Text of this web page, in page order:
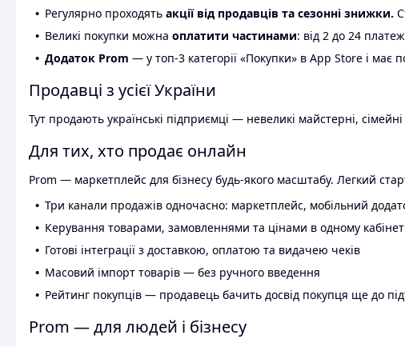
Регулярно проходять акції від продавців та сезонні знижки.
Великі покупки можна оплатити частинами: від 2 до 24
Додаток Prom — у топ-3 категорії «Покупки» в App Store і має
Продавці з усієї України
Тут продають українські підприємці — невеликі майстерні,
Для тих, хто продає онлайн
Prom — маркетплейс для бізнесу будь-якого масштабу. Легкий
Три канали продажів одночасно: маркетплейс, мобільний
Керування товарами, замовленнями та цінами в одному
Готові інтеграції з доставкою, оплатою та видачею чеків
Масовий імпорт товарів — без ручного введення
Рейтинг покупців — продавець бачить досвід покупця ще до
Prom — для людей і бізнесу